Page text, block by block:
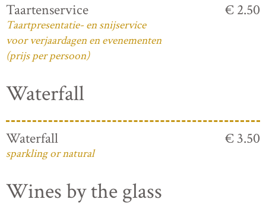
Taartenservice
Taartpresentatie- en snijservice
voor verjaardagen en evenementen
(prijs per persoon)
€ 2.50
Waterfall
Waterfall
sparkling or natural
€ 3.50
Wines by the glass